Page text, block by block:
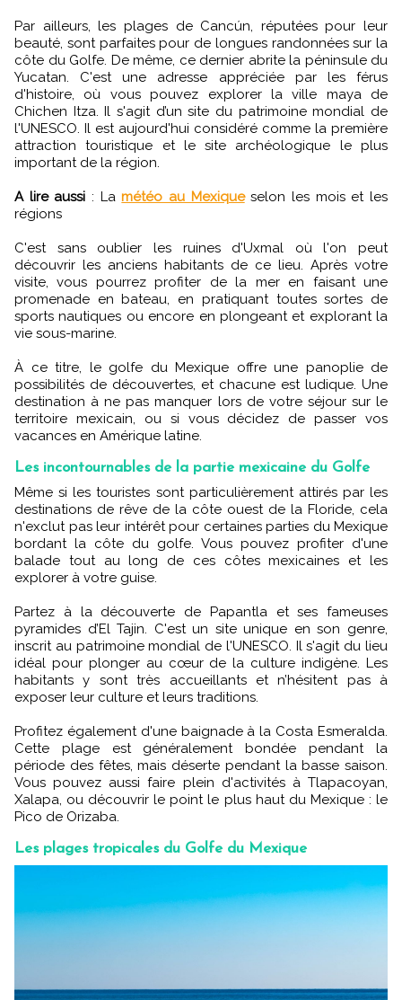
Par ailleurs, les plages de Cancún, réputées pour leur
beauté, sont parfaites pour de longues randonnées sur la
côte du Golfe. De même, ce dernier abrite la péninsule du
Yucatan. C'est une adresse appréciée par les férus
d'histoire, où vous pouvez explorer la ville maya de
Chichen Itza. Il s'agit d’un site du patrimoine mondial de
l'UNESCO. Il est aujourd'hui considéré comme la première
attraction touristique et le site archéologique le plus
important de la région.
A lire aussi : Lamétéo au Mexiqueselon les mois et les
régions
C'est sans oublier les ruines d'Uxmal où l'on peut
découvrir les anciens habitants de ce lieu. Après votre
visite, vous pourrez profiter de la mer en faisant une
promenade en bateau, en pratiquant toutes sortes de
sports nautiques ou encore en plongeant et explorant la
vie sous-marine.
À ce titre, le golfe du Mexique offre une panoplie de
possibilités de découvertes, et chacune est ludique. Une
destination à ne pas manquer lors de votre séjour sur le
territoire mexicain, ou si vous décidez de passer vos
vacances en Amérique latine.
Les incontournables de la partie mexicaine du Golfe
Même si les touristes sont particulièrement attirés par les
destinations de rêve de la côte ouest de la Floride, cela
n'exclut pas leur intérêt pour certaines parties du Mexique
bordant la côte du golfe. Vous pouvez profiter d'une
balade tout au long de ces côtes mexicaines et les
explorer à votre guise.
Partez à la découverte de Papantla et ses fameuses
pyramides d’El Tajin. C'est un site unique en son genre,
inscrit au patrimoine mondial de l'UNESCO. Il s'agit du lieu
idéal pour plonger au cœur de la culture indigène. Les
habitants y sont très accueillants et n’hésitent pas à
exposer leur culture et leurs traditions.
Profitez également d'une baignade à la Costa Esmeralda.
Cette plage est généralement bondée pendant la
période des fêtes, mais déserte pendant la basse saison.
Vous pouvez aussi faire plein d'activités à Tlapacoyan,
Xalapa, ou découvrir le point le plus haut du Mexique : le
Pico de Orizaba.
Les plages tropicales du Golfe du Mexique